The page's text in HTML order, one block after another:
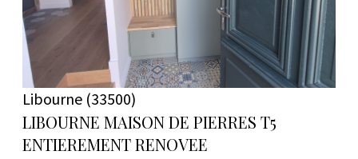
Libourne (33500)
LIBOURNE MAISON DE PIERRES T5
ENTIEREMENT RENOVEE